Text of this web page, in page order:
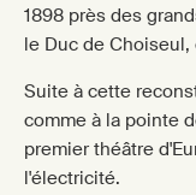
1898 près des
le Duc de
Suite à cette
comme à la pointe
premier théâtre
l'électricité.